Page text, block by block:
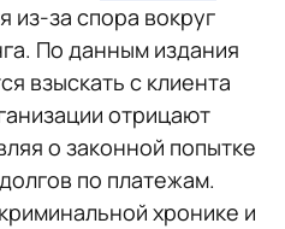
из-за спора вокруг
По данным издания
взыскать с клиента
отрицают
о законной попытке
по платежам.
хронике и